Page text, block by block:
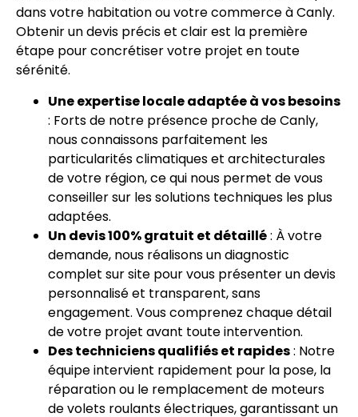
dans votre habitation ou votre commerce à Canly.
Obtenir un devis précis et clair est la première
étape pour concrétiser votre projet en toute
sérénité.
Une expertise locale adaptée à vos besoins
: Forts de notre présence proche de Canly,
nous connaissons parfaitement les
particularités climatiques et architecturales
de votre région, ce qui nous permet de vous
conseiller sur les solutions techniques les plus
adaptées.
Un devis 100% gratuit et détaillé: À votre
demande, nous réalisons un diagnostic
complet sur site pour vous présenter un devis
personnalisé et transparent, sans
engagement. Vous comprenez chaque détail
de votre projet avant toute intervention.
Des techniciens qualifiés et rapides: Notre
équipe intervient rapidement pour la pose, la
réparation ou le remplacement de moteurs
de volets roulants électriques, garantissant un